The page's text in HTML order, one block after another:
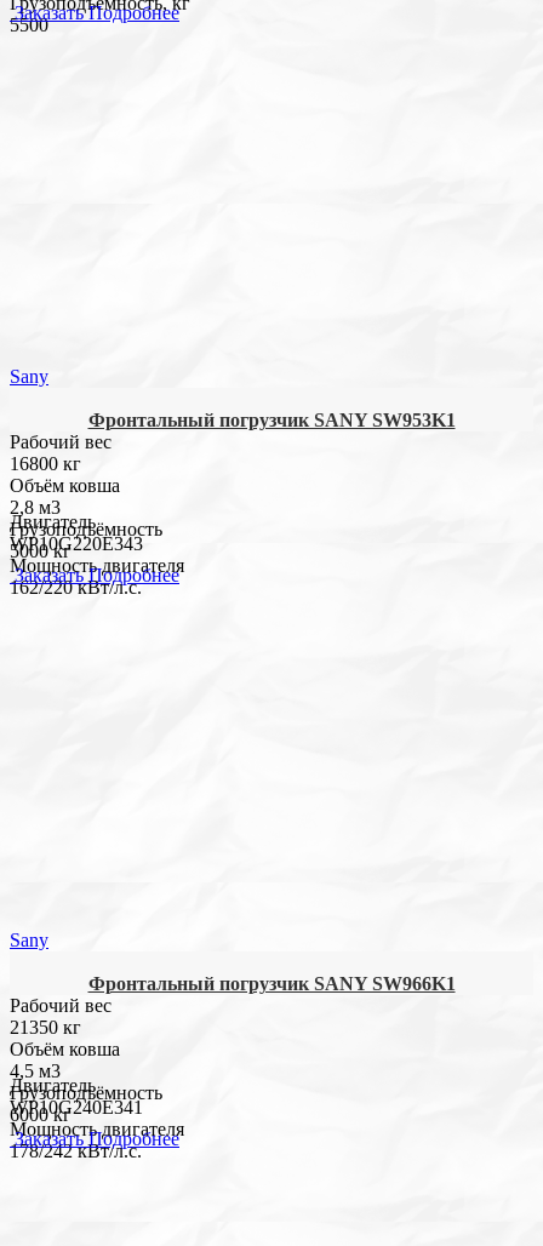
5500
ЗаказатьПодробнее
Sany
Фронтальный погрузчик SANY SW953K1
Рабочий вес
16800 кг
Объём ковша
2,8 м3
Грузоподъёмность
5000 кг
Двигатель
WP10G220E343
Мощность двигателя
162/220 кВт/л.с.
ЗаказатьПодробнее
Sany
Фронтальный погрузчик SANY SW966K1
Рабочий вес
21350 кг
Объём ковша
4,5 м3
Грузоподъёмность
6000 кг
Двигатель
WP10G240E341
Мощность двигателя
178/242 кВт/л.с.
ЗаказатьПодробнее